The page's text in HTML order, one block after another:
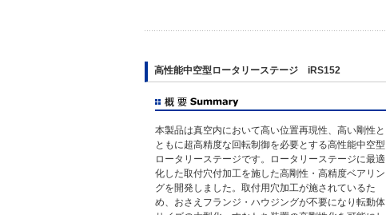
高性能中空型ロータリーステージ iRS152
本製品は真空内において高い位置再現性、高い剛性と
ともに超高精度な回転制御を必要とする高性能中空型
ロータリーステージです。ロータリーステージに最適
化した取付穴付加工を施した高剛性・高精度ベアリン
グを開発しました。取付用穴加工が施されているた
め、おさえフランジ・ハウジングが不要になり転動体